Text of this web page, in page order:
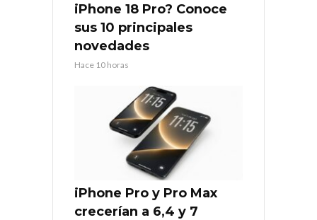
iPhone 18 Pro? Conoce
sus 10 principales
novedades
Hace 10 horas
iPhone Pro y Pro Max
crecerían a 6,4 y 7